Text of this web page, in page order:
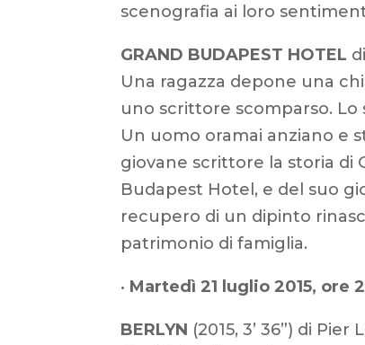
scenografia ai loro
GRAND BUDAPEST HOTEL
Una ragazza depone una
uno scrittore scomparso.
Un uomo oramai anziano e
giovane scrittore la storia di
Budapest Hotel, e del suo
recupero di un dipinto
patrimonio di famiglia.
• Martedì 21 luglio 2015, ore
BERLYN (2015, 3’ 36”) di